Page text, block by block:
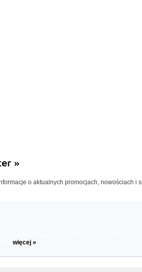
»
o aktualnych promocjach, nowościach i
więcej »